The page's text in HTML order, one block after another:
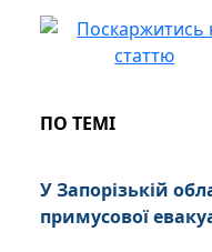
ПО ТЕМІ
У Запорізькій
примусової